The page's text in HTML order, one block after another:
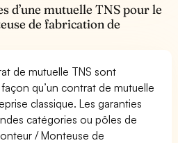
d’une mutuelle TNS pour le
de fabrication de
de mutuelle TNS sont
qu’un contrat de mutuelle
classique. Les garanties
catégories ou pôles de
/ Monteuse de